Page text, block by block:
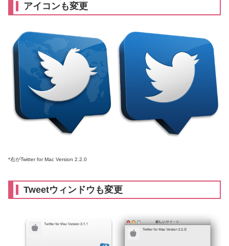
アイコンも変更
*右がTwitter for Mac Version 2.2.0
Tweetウィンドウも変更